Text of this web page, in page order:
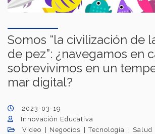
Somos “la civilización de
de pez”: ¿navegamos en
sobrevivimos en un
mar digital?
2023-03-19
Innovación Educativa
Video
Negocios Tecnología Salud